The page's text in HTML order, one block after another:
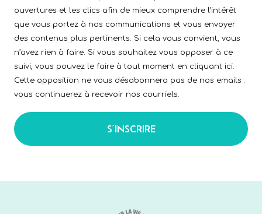
ouvertures et les clics afin de mieux comprendre l’intérêt
que vous portez à nos communications et vous envoyer
des contenus plus pertinents. Si cela vous convient, vous
n’avez rien à faire. Si vous souhaitez vous opposer à ce
suivi, vous pouvez le faire à tout moment en cliquant ici.
Cette opposition ne vous désabonnera pas de nos emails :
vous continuerez à recevoir nos courriels.
S’INSCRIRE